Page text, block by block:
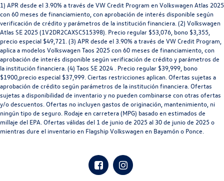
1) APR desde el 3.90% a través de VW Credit Program en Volkswagen Atlas 2025
con 60 meses de financiamiento, con aprobación de interés disponible según
verificación de crédito y parámetros de la institución financiera. (2) Volkswagen
Atlas SE 2025 (1V2DR2CAXSC515398). Precio regular $53,076, bono $3,355,
precio especial $49,721. (3) APR desde el 3.90% a través de VW Credit Program,
aplica a modelos Volkswagen Taos 2025 con 60 meses de financiamiento, con
aprobación de interés disponible según verificación de crédito y parámetros de
la institución financiera. (4) Taos SE 2024 . Precio regular $39,999, bono
$1900,precio especial $37,999. Ciertas restricciones aplican. Ofertas sujetas a
aprobación de crédito según parámetros de la institución financiera. Ofertas
sujetas a disponibilidad de inventario y no pueden combinarse con otras ofertas
y/o descuentos. Ofertas no incluyen gastos de originación, mantenimiento, ni
ningún tipo de seguro. Rodaje en carretera (MPG) basado en estimados de
millaje del EPA. Ofertas válidas del 1 de junio de 2025 al 30 de junio de 2025 o
mientras dure el inventario en Flagship Volkswagen en Bayamón o Ponce.